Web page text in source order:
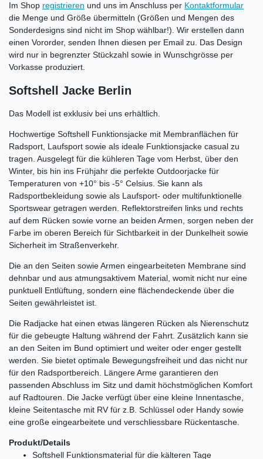
Im Shop registrieren und uns im Anschluss per Kontaktformular
die Menge und Größe übermitteln (Größen und Mengen des
Sonderdesigns sind nicht im Shop wählbar!). Wir erstellen dann
einen Vororder, senden Ihnen diesen per Email zu. Das Design
wird nur in begrenzter Stückzahl sowie in Wunschgrösse per
Vorkasse produziert.
Softshell Jacke Berlin
Das Modell ist exklusiv bei uns erhältlich.
Hochwertige Softshell Funktionsjacke mit Membranflächen für
Radsport, Laufsport sowie als ideale Funktionsjacke casual zu
tragen. Ausgelegt für die kühleren Tage vom Herbst, über den
Winter, bis hin ins Frühjahr die perfekte Outdoorjacke für
Temperaturen von +10° bis -5° Celsius. Sie kann als
Radsportbekleidung sowie als Laufsport- oder multifunktionelle
Sportswear getragen werden. Reflektorstreifen links und rechts
auf dem Rücken sowie vorne an beiden Armen, sorgen neben der
Farbe im oberen Bereich für Sichtbarkeit in der Dunkelheit sowie
Sicherheit im Straßenverkehr.
Die an den Seiten sowie Armen eingearbeiteten Membrane sind
dehnbar und aus atmungsaktivem Material, womit nicht nur eine
punktuell Entlüftung, sondern eine flächendeckende über die
Seiten gewährleistet ist.
Die Radjacke hat einen etwas längeren Rücken als Nierenschutz
für die gebeugte Haltung während der Fahrt. Zusätzlich kann sie
an den Seiten im Bund optimiert und weiter oder enger gestellt
werden. Sie bietet optimale Bewegungsfreiheit und das nicht nur
für den Radsportbereich. Längere Arme garantieren den
passenden Abschluss im Sitz und damit höchstmöglichen Komfort
auf Radtouren. Die Jacke verfügt über eine kleine Innentasche,
kleine Seitentasche mit RV für z.B. Schlüssel oder Handy sowie
eine große eingearbeitete und verschliessbare Rückentasche.
Produkt/Details
Softshell Funktionsmaterial für die kälteren Tage